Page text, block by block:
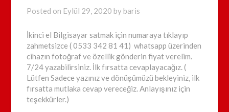
Posted on Eylül 29, 2020 by baris
İkinci el Bilgisayar satmak için numaraya tıklayıp
zahmetsizce ( 0533 342 81 41) whatsapp üzerinden
cihazın fotoğraf ve özellik gönderin fiyat verelim.
7/24 yazabilirsiniz. İlk fırsatta cevaplayacağız. (
Lütfen Sadece yazınız ve dönüşümüzü bekleyiniz, ilk
fırsatta mutlaka cevap vereceğiz. Anlayışınız için
teşekkürler.)